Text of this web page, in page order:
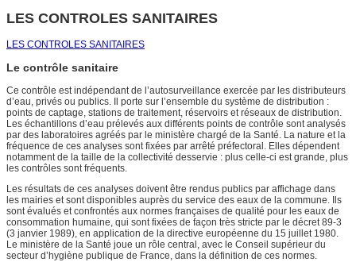
LES CONTROLES SANITAIRES
LES CONTROLES SANITAIRES
Le contrôle sanitaire
Ce contrôle est indépendant de l’autosurveillance exercée par les distributeurs
d’eau, privés ou publics. Il porte sur l’ensemble du système de distribution :
points de captage, stations de traitement, réservoirs et réseaux de distribution.
Les échantillons d’eau prélevés aux différents points de contrôle sont analysés
par des laboratoires agréés par le ministère chargé de la Santé. La nature et la
fréquence de ces analyses sont fixées par arrêté préfectoral. Elles dépendent
notamment de la taille de la collectivité desservie : plus celle-ci est grande, plus
les contrôles sont fréquents.
Les résultats de ces analyses doivent être rendus publics par affichage dans
les mairies et sont disponibles auprès du service des eaux de la commune. Ils
sont évalués et confrontés aux normes françaises de qualité pour les eaux de
consommation humaine, qui sont fixées de façon très stricte par le décret 89-3
(3 janvier 1989), en application de la directive européenne du 15 juillet 1980.
Le ministère de la Santé joue un rôle central, avec le Conseil supérieur du
secteur d’hygiène publique de France, dans la définition de ces normes.